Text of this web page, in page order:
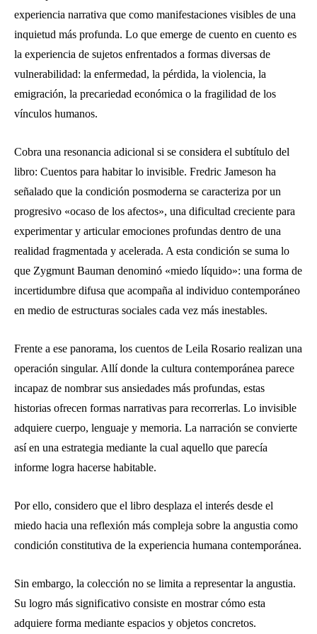
experiencia narrativa que como manifestaciones visibles de una
inquietud más profunda. Lo que emerge de cuento en cuento es
la experiencia de sujetos enfrentados a formas diversas de
vulnerabilidad: la enfermedad, la pérdida, la violencia, la
emigración, la precariedad económica o la fragilidad de los
vínculos humanos.
Cobra una resonancia adicional si se considera el subtítulo del
libro: Cuentos para habitar lo invisible. Fredric Jameson ha
señalado que la condición posmoderna se caracteriza por un
progresivo «ocaso de los afectos», una dificultad creciente para
experimentar y articular emociones profundas dentro de una
realidad fragmentada y acelerada. A esta condición se suma lo
que Zygmunt Bauman denominó «miedo líquido»: una forma de
incertidumbre difusa que acompaña al individuo contemporáneo
en medio de estructuras sociales cada vez más inestables.
Frente a ese panorama, los cuentos de Leila Rosario realizan una
operación singular. Allí donde la cultura contemporánea parece
incapaz de nombrar sus ansiedades más profundas, estas
historias ofrecen formas narrativas para recorrerlas. Lo invisible
adquiere cuerpo, lenguaje y memoria. La narración se convierte
así en una estrategia mediante la cual aquello que parecía
informe logra hacerse habitable.
Por ello, considero que el libro desplaza el interés desde el
miedo hacia una reflexión más compleja sobre la angustia como
condición constitutiva de la experiencia humana contemporánea.
Sin embargo, la colección no se limita a representar la angustia.
Su logro más significativo consiste en mostrar cómo esta
adquiere forma mediante espacios y objetos concretos.